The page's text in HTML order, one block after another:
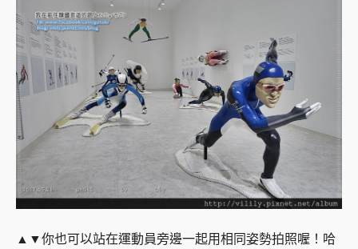
▲▼你也可以站在運動員旁邊一起用相同姿勢拍照喔！哈